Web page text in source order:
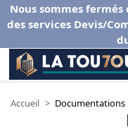
Nous sommes
des services Devis/
Accueil Documentations